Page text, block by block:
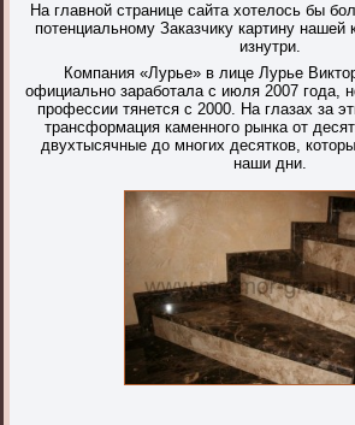
На главной странице сайта хотелось бы
потенциальному Заказчику картину
изнутри.
Компания «Лурье» в лице Лурье
официально заработала с июля 2007 года,
профессии тянется с 2000. На глазах за
трансформация каменного рынка от
двухтысячные до многих десятков,
наши дни.